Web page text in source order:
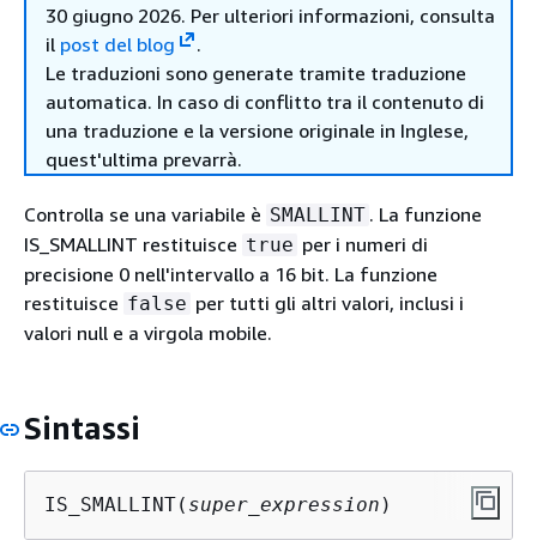
30 giugno 2026. Per ulteriori informazioni, consulta
il post del blog
.
Le traduzioni sono generate tramite traduzione
automatica. In caso di conflitto tra il contenuto di
una traduzione e la versione originale in Inglese,
quest'ultima prevarrà.
Controlla se una variabile è SMALLINT . La funzione
IS_SMALLINT restituisce true per i numeri di
precisione 0 nell'intervallo a 16 bit. La funzione
restituisce false per tutti gli altri valori, inclusi i
valori null e a virgola mobile.
Sintassi
IS_SMALLINT( super_expression